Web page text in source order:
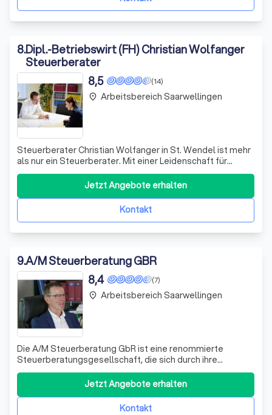
8.Dipl.-Betriebswirt (FH) Christian Wolfanger
Steuerberater
(14)
8,5
Steuerberater Christian Wolfanger in St. Wendel ist mehr
als nur ein Steuerberater. Mit einer Leidenschaft für
Steuern und Menschen, die bis in die späten 90er Jahre
zurückreicht, hat Christian Wolfanger seine Karriere in
internationalen Unternehmen und Kanzleien begonnen,
bevor er sich entschied, sKontakt
Jetzt Angebote erhalten
place Arbeitsbereich Saarwellingen
9.A/M Steuerberatung GBR
(7)
8,4
Die A/M Steuerberatung GbR ist eine renommierte
Steuerberatungsgesellschaft, die sich durch ihre
Expertise und ihren engagierten Service auszeichnet.
Vertreten durch Julian Armand und Bernhard Model, sind
wir stolz darauf, unseren Kunden eine umfassende
Palette von Dienstleistungen anzubieten. Unser
Kontakt
Jetzt Angebote erhalten
place Arbeitsbereich Saarwellingen